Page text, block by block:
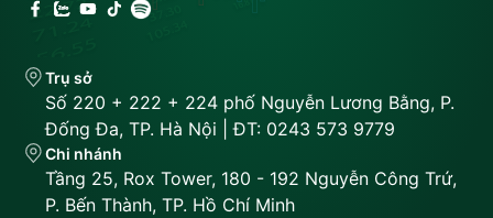
Trụ sở
Số 220 + 222 + 224 phố Nguyễn Lương Bằng, P.
Đống Đa, TP. Hà Nội | ĐT: 0243 573 9779
Chi nhánh
Tầng 25, Rox Tower, 180 - 192 Nguyễn Công Trứ,
P. Bến Thành, TP. Hồ Chí Minh